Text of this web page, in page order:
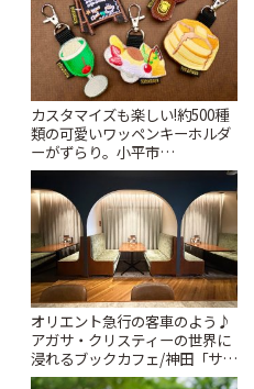
カスタマイズも楽しい!約500種
類の可愛いワッペンキーホルダ
ーがずらり。小平市
「Kimamaya T&K」 | ことりっ
ぷ
オリエント急行の客車のよう♪
アガサ・クリスティーの世界に
浸れるブックカフェ/神田「サロ
ンクリスティ」 | ことりっぷ